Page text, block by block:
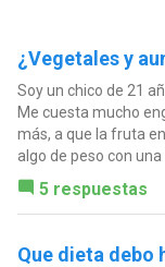
¿Vegetales y
Soy un chico de 21
Me cuesta mucho
más, a que la fruta
algo de peso con
5 respuestas
Que dieta debo